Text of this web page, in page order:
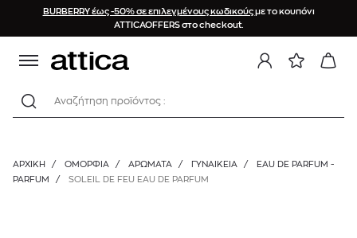
BURBERRY έως -50% σε επιλεγμένους κωδικούςμε το κουπόνι
ATTICAOFFERS στο checkout.
Αναζήτηση προϊόντος :
ΑΡΧΙΚΉ / ΟΜΟΡΦΙΑ / ΑΡΩΜΑΤΑ / ΓΥΝΑΙΚΕΊΑ /
EAU DE PARFUM -
PARFUM
/ SOLEIL DE FEU EAU DE PARFUM